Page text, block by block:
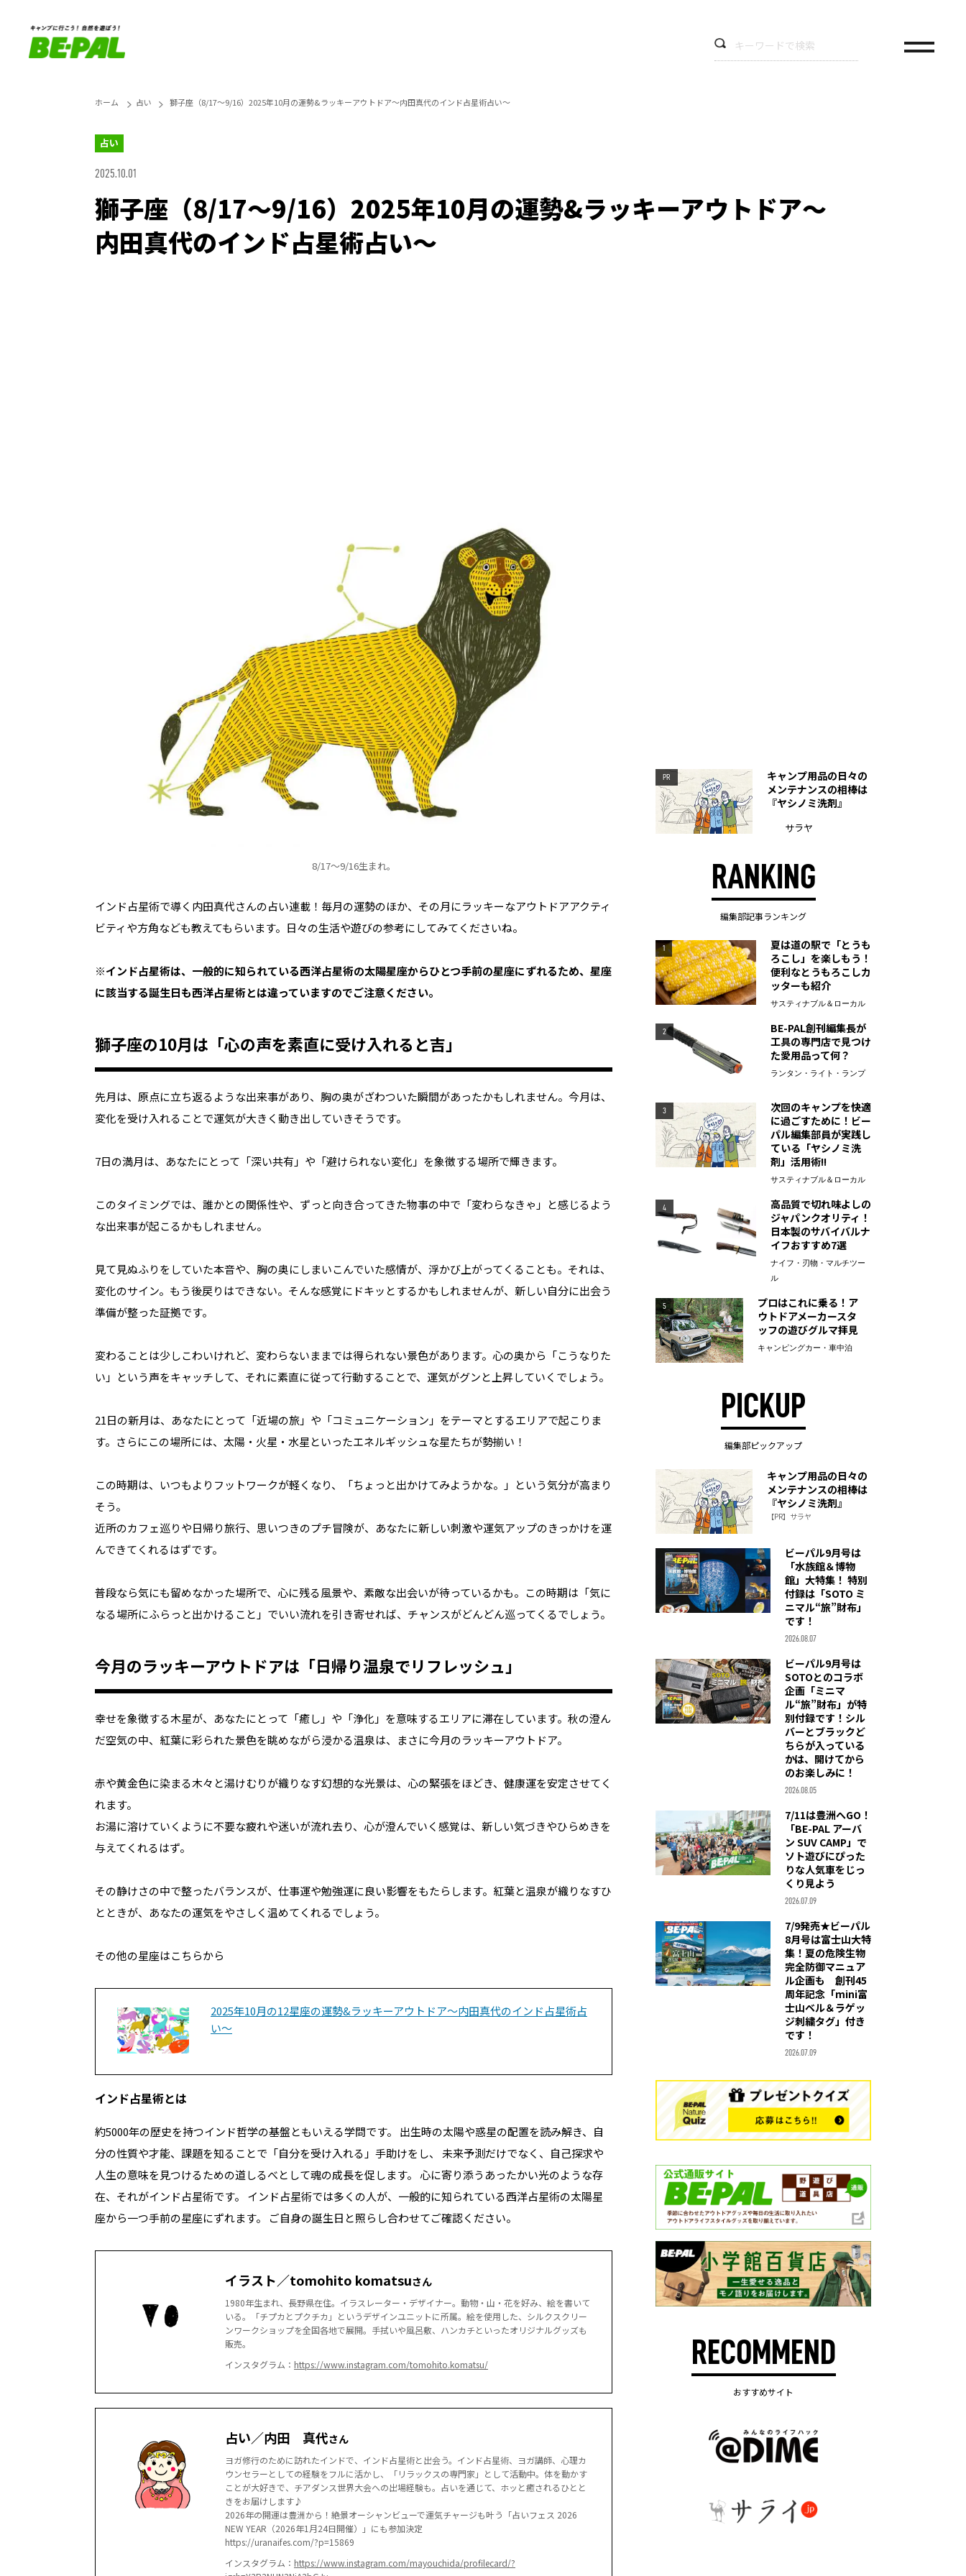
ホーム 占い 獅子座（8/17～9/16）2025年10月の運勢&ラッキーアウトドア～内田真代のインド占星術占い～
占い
2025.10.01
獅子座（8/17～9/16）2025年10月の運勢&ラッキーアウトドア～
内田真代のインド占星術占い～
8/17～9/16生まれ。
インド占星術で導く内田真代さんの占い連載！毎月の運勢のほか、その月にラッキーなアウトドアアクティ
ビティや方角なども教えてもらいます。日々の生活や遊びの参考にしてみてくださいね。
※インド占星術は、一般的に知られている西洋占星術の太陽星座からひとつ手前の星座にずれるため、星座
に該当する誕生日も西洋占星術とは違っていますのでご注意ください。
獅子座の10月は「心の声を素直に受け入れると吉」
先月は、原点に立ち返るような出来事があり、胸の奥がざわついた瞬間があったかもしれません。今月は、
変化を受け入れることで運気が大きく動き出していきそうです。
7日の満月は、あなたにとって「深い共有」や「避けられない変化」を象徴する場所で輝きます。
このタイミングでは、誰かとの関係性や、ずっと向き合ってきた物事の中で「変わらなきゃ」と感じるよう
な出来事が起こるかもしれません。
見て見ぬふりをしていた本音や、胸の奥にしまいこんでいた感情が、浮かび上がってくることも。それは、
変化のサイン。もう後戻りはできない。そんな感覚にドキッとするかもしれませんが、新しい自分に出会う
準備が整った証拠です。
変わることは少しこわいけれど、変わらないままでは得られない景色があります。心の奥から「こうなりた
い」という声をキャッチして、それに素直に従って行動することで、運気がグンと上昇していくでしょう。
21日の新月は、あなたにとって「近場の旅」や「コミュニケーション」をテーマとするエリアで起こりま
す。さらにこの場所には、太陽・火星・水星といったエネルギッシュな星たちが勢揃い！
この時期は、いつもよりフットワークが軽くなり、「ちょっと出かけてみようかな。」という気分が高まり
そう。
近所のカフェ巡りや日帰り旅行、思いつきのプチ冒険が、あなたに新しい刺激や運気アップのきっかけを運
んできてくれるはずです。
普段なら気にも留めなかった場所で、心に残る風景や、素敵な出会いが待っているかも。この時期は「気に
なる場所にふらっと出かけること」でいい流れを引き寄せれば、チャンスがどんどん巡ってくるでしょう。
今月のラッキーアウトドアは「日帰り温泉でリフレッシュ」
幸せを象徴する木星が、あなたにとって「癒し」や「浄化」を意味するエリアに滞在しています。秋の澄ん
だ空気の中、紅葉に彩られた景色を眺めながら浸かる温泉は、まさに今月のラッキーアウトドア。
赤や黄金色に染まる木々と湯けむりが織りなす幻想的な光景は、心の緊張をほどき、健康運を安定させてく
れます。
お湯に溶けていくように不要な疲れや迷いが流れ去り、心が澄んでいく感覚は、新しい気づきやひらめきを
与えてくれるはず。
その静けさの中で整ったバランスが、仕事運や勉強運に良い影響をもたらします。紅葉と温泉が織りなすひ
とときが、あなたの運気をやさしく温めてくれるでしょう。
その他の星座はこちらから
2025年10月の12星座の運勢&ラッキーアウトドア～内田真代のインド占星術占
い～
インド占星術とは
約5000年の歴史を持つインド哲学の基盤ともいえる学問です。 出生時の太陽や惑星の配置を読み解き、自
分の性質や才能、課題を知ることで「自分を受け入れる」手助けをし、 未来予測だけでなく、自己探求や
人生の意味を見つけるための道しるべとして魂の成長を促します。 心に寄り添うあったかい光のような存
在、それがインド占星術です。 インド占星術では多くの人が、 一般的に知られている西洋占星術の太陽星
座から一つ手前の星座にずれます。
ご自身の誕生日と照らし合わせてご確認ください。
イラスト／tomohito komatsuさん
1980年生まれ、長野県在住。イラスレーター・デザイナー。動物・山・花を好み、絵を書いて
いる。「チプカとプクチカ」というデザインユニットに所属。絵を使用した、シルクスクリー
ンワークショップを全国各地で展開。手拭いや風呂敷、ハンカチといったオリジナルグッズも
販売。
インスタグラム： https://www.instagram.com/tomohito.komatsu/
占い／内田 真代さん
ヨガ修行のために訪れたインドで、インド占星術と出会う。インド占星術、ヨガ講師、心理カ
ウンセラーとしての経験をフルに活かし、「リラックスの専門家」として活動中。体を動かす
ことが大好きで、チアダンス世界大会への出場経験も。占いを通じて、ホッと癒されるひとと
きをお届けします♪
2026年の開運は豊洲から！絶景オーシャンビューで運気チャージも叶う「占いフェス 2026
NEW YEAR（2026年1月24日開催）」にも参加決定
https://uranaifes.com/?p=15869
インスタグラム： https://www.instagram.com/mayouchida/profilecard/?
PR
キャンプ用品の日々の
メンテナンスの相棒は
『ヤシノミ洗剤』
サラヤ
RANKING
編集部記事ランキング
1
夏は道の駅で「とうも
ろこし」を楽しもう！
便利なとうもろこしカ
ッターも紹介
サスティナブル＆ローカル
2
BE-PAL創刊編集長が
工具の専門店で見つけ
た愛用品って何？
ランタン・ライト・ランプ
3
次回のキャンプを快適
に過ごすために！ビー
パル編集部員が実践し
ている「ヤシノミ洗
剤」活用術!!
サスティナブル＆ローカル
4
高品質で切れ味よしの
ジャパンクオリティ！
日本製のサバイバルナ
イフおすすめ7選
ナイフ・刃物・マルチツー
ル
5
プロはこれに乗る！ア
ウトドアメーカースタ
ッフの遊びグルマ拝見
キャンピングカー・車中泊
PICKUP
編集部ピックアップ
キャンプ用品の日々の
メンテナンスの相棒は
『ヤシノミ洗剤』
【PR】サラヤ
ビーパル9月号は
「水族館＆博物
館」大特集！ 特別
付録は「SOTO ミ
ニマル“旅”財布」
です！
2026.08.07
ビーパル9月号は
SOTOとのコラボ
企画「ミニマ
ル“旅”財布」が特
別付録です！シル
バーとブラックど
ちらが入っている
かは、開けてから
のお楽しみに！
2026.08.05
7/11は豊洲へGO！
「BE-PAL アーバ
ン SUV CAMP」で
ソト遊びにぴった
りな人気車をじっ
くり見よう
2026.07.09
7/9発売★ビーパル
8月号は富士山大特
集！夏の危険生物
完全防御マニュア
ル企画も 創刊45
周年記念「mini富
士山ベル＆ラゲッ
ジ刺繍タグ」付き
です！
2026.07.09
RECOMMEND
おすすめサイト